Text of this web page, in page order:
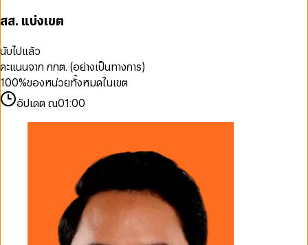
สส. แบ่งเขต
นับไปแล้ว
คะแนนจาก กกต. (อย่างเป็นทางการ)
100%ของหน่วยทั้งหมดในเขต
อัปเดต ณ01:00